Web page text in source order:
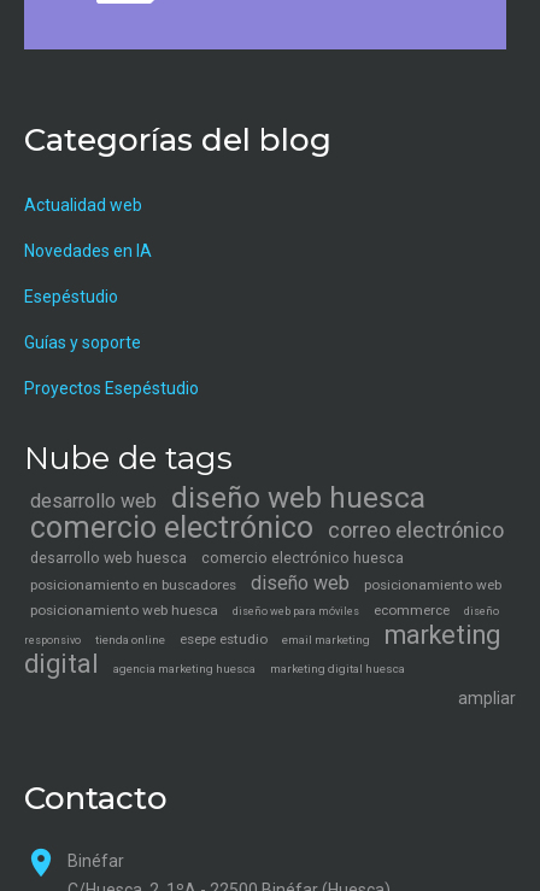
Categorías del blog
Actualidad web
Novedades en IA
Esepéstudio
Guías y soporte
Proyectos Esepéstudio
Nube de tags
desarrollo web
diseño web huesca
comercio electrónico
correo electrónico
desarrollo web huesca comercio electrónico huesca
posicionamiento en buscadores diseño web
posicionamiento web
posicionamiento web huesca
diseño web para móviles ecommerce diseño
responsivo tienda online esepe estudio email marketing
marketing
digital
agencia marketing huesca marketing digital huesca
ampliar
Contacto
Binéfar